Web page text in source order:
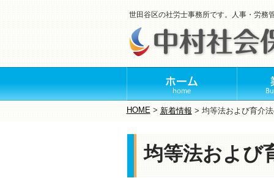
世田谷区の社労士事務所です。人事・労務
HOME> 新着情報 > 均等法および育介
均等法および